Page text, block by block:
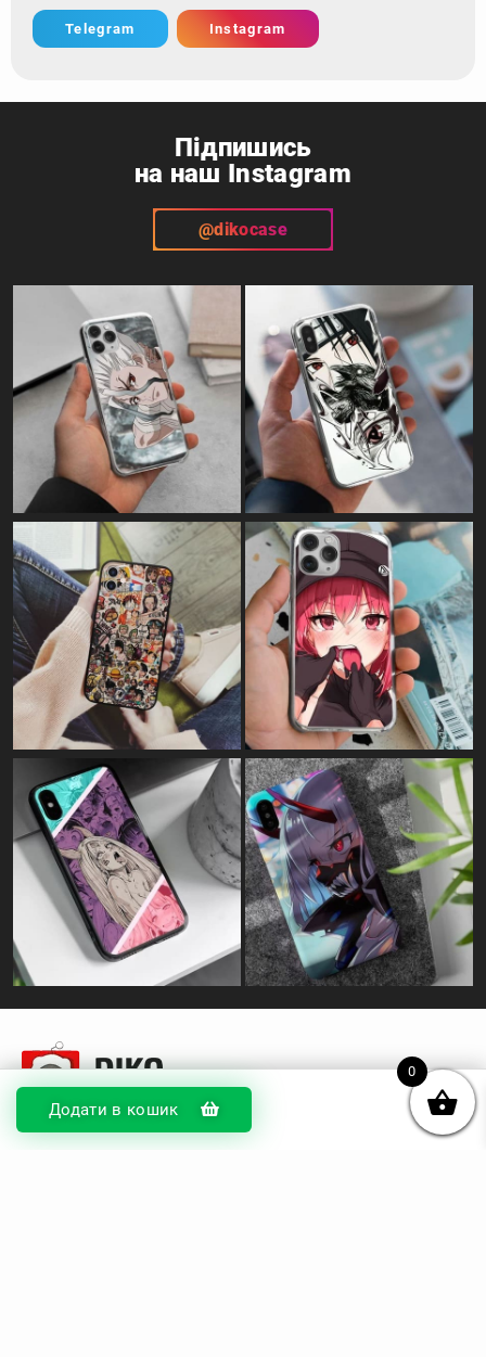
Додати в кошик
Telegram Instagram
Підпишись
на наш Instagram
@dikocase
0